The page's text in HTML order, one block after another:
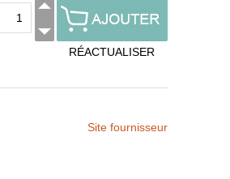
RÉACTUALISER
Site fournisseur